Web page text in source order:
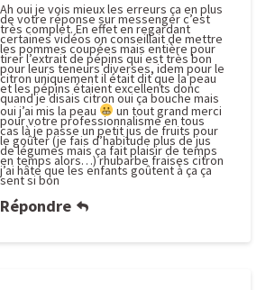
Ah oui je vois mieux les erreurs ça en plus
de votre réponse sur messenger c’est
très complet. En effet en regardant
certaines vidéos on conseillait de mettre
les pommes coupées mais entière pour
tirer l’extrait de pépins qui est très bon
pour leurs teneurs diverses, idem pour le
citron uniquement il était dit que la peau
et les pépins étaient excellents donc
quand je disais citron oui ça bouche mais
oui j’ai mis la peau un tout grand merci
pour votre professionnalisme en tous
cas là je passe un petit jus de fruits pour
le goûter (je fais d’habitude plus de jus
de légumes mais ça fait plaisir de temps
en temps alors…) rhubarbe fraises citron
j’ai hâte que les enfants goûtent à ça ça
sent si bon
Répondre